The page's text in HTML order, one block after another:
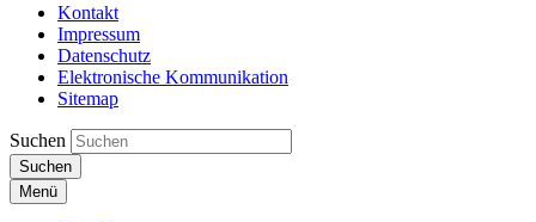
Kontakt
Impressum
Datenschutz
Elektronische Kommunikation
Sitemap
Suchen
Suchen
Menü